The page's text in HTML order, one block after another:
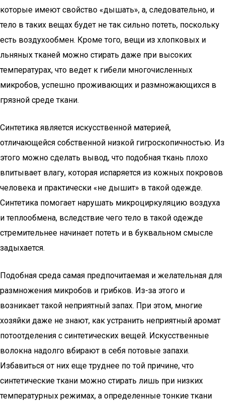
которые имеют свойство «дышать», а, следовательно, и
тело в таких вещах будет не так сильно потеть, поскольку
есть воздухообмен. Кроме того, вещи из хлопковых и
льняных тканей можно стирать даже при высоких
температурах, что ведет к гибели многочисленных
микробов, успешно проживающих и размножающихся в
грязной среде ткани.
Синтетика является искусственной материей,
отличающейся собственной низкой гигроскопичностью. Из
этого можно сделать вывод, что подобная ткань плохо
впитывает влагу, которая испаряется из кожных покровов
человека и практически «не дышит» в такой одежде.
Синтетика помогает нарушать микроциркуляцию воздуха
и теплообмена, вследствие чего тело в такой одежде
стремительнее начинает потеть и в буквальном смысле
задыхается.
Подобная среда самая предпочитаемая и желательная для
размножения микробов и грибков. Из-за этого и
возникает такой неприятный запах. При этом, многие
хозяйки даже не знают, как устранить неприятный аромат
потоотделения с синтетических вещей. Искусственные
волокна надолго вбирают в себя потовые запахи.
Избавиться от них еще труднее по той причине, что
синтетические ткани можно стирать лишь при низких
температурных режимах, а определенные тонкие ткани